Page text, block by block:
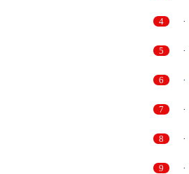
4
5
6
7
8
9